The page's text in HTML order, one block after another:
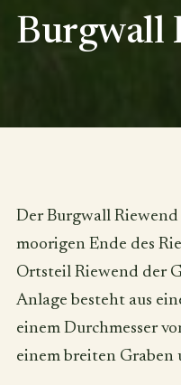
Burgwall
Der Burgwall
moorigen Ende des
Ortsteil Riewend der
Anlage besteht aus
einem Durchmesser
einem breiten Graben